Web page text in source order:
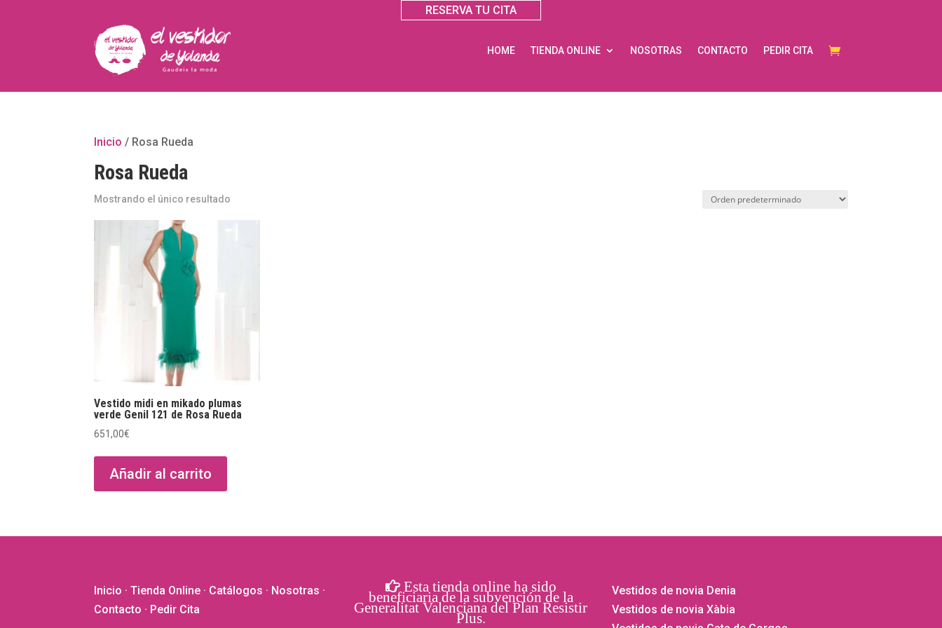
RESERVA TU CITA
HOME TIENDA ONLINE NOSOTRAS CONTACTO PEDIR CITA
Inicio / Rosa Rueda
Rosa Rueda
Mostrando el único resultado
Vestido midi en mikado plumas
verde Genil 121 de Rosa Rueda
651,00€
Añadir al carrito
Inicio ·Tienda Online · Catálogos · Nosotras ·
Contacto · Pedir Cita
Esta tienda online ha sido
beneficiaria de la subvención de la
Generalitat Valenciana del Plan Resistir
Plus.
Vestidos de novia Denia
Vestidos de novia Xàbia